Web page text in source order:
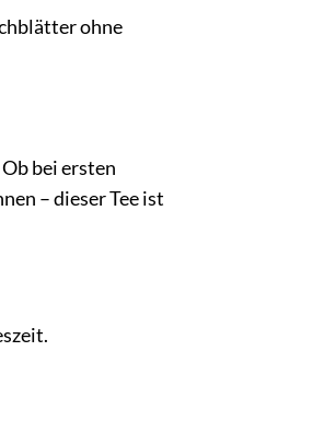
ohne
bei ersten
– dieser Tee ist